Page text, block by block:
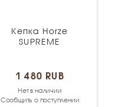
Кепка Horze
SUPREME
1 480 RUB
Нет в наличии
Сообщить о поступлении